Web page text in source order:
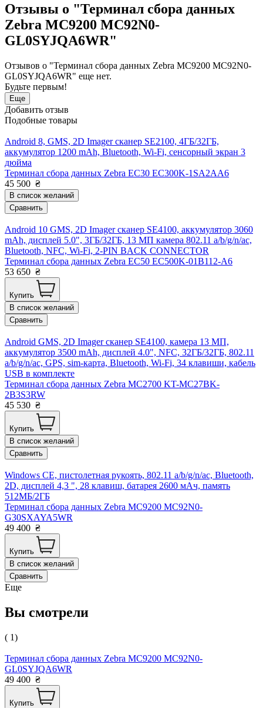
Отзывы о "Терминал сбора данных
Zebra MC9200 MC92N0-
GL0SYJQA6WR"
Отзывов о "Терминал сбора данных Zebra MC9200 MC92N0-
GL0SYJQA6WR" еще нет.
Будьте первым!
Еще
Добавить отзыв
Подобные товары
Android 8, GMS, 2D Imager сканер SE2100, 4ГБ/32ГБ,
аккумулятор 1200 mAh, Bluetooth, Wi-Fi, сенсорный экран 3
дюйма
Терминал сбора данных Zebra EC30 EC300K-1SA2AA6
45 500 ₴
В список желаний
Сравнить
Android 10 GMS, 2D Imager сканер SE4100, аккумулятор 3060
mAh, дисплей 5.0", 3ГБ/32ГБ, 13 МП камера 802.11 a/b/g/n/ac,
Bluetooth, NFC, Wi-Fi, 2-PIN BACK CONNECTOR
Терминал сбора данных Zebra EC50 EC500K-01B112-A6
53 650 ₴
Купить
В список желаний
Сравнить
Android GMS, 2D Imager сканер SE4100, камера 13 МП,
аккумулятор 3500 mAh, дисплей 4.0", NFC, 32ГБ/32ГБ, 802.11
a/b/g/n/ac, GPS, sim-карта, Bluetooth, Wi-Fi, 34 клавиши, кабель
USB в комплекте
Терминал сбора данных Zebra MC2700 KT-MC27BK-
2B3S3RW
45 530 ₴
Купить
В список желаний
Сравнить
Windows CE, пистолетная рукоять, 802.11 a/b/g/n/ac, Bluetooth,
2D, дисплей 4,3 ", 28 клавиш, батарея 2600 мАч, память
512МБ/2ГБ
Терминал сбора данных Zebra MC9200 MC92N0-
G30SXAYA5WR
49 400 ₴
Купить
В список желаний
Сравнить
Еще
Вы смотрели
( 1)
Терминал сбора данных Zebra MC9200 MC92N0-
GL0SYJQA6WR
49 400 ₴
Купить